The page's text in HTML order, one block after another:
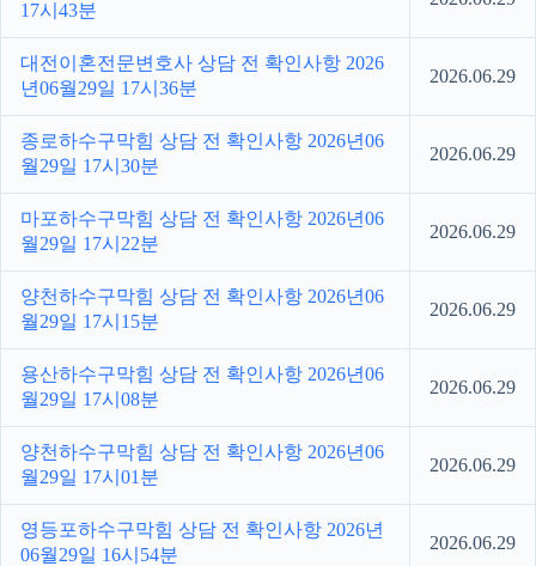
17시43분
대전이혼전문변호사 상담 전 확인사항 2026
년06월29일 17시36분
2026.06.29
종로하수구막힘 상담 전 확인사항 2026년06
월29일 17시30분
2026.06.29
마포하수구막힘 상담 전 확인사항 2026년06
월29일 17시22분
2026.06.29
양천하수구막힘 상담 전 확인사항 2026년06
월29일 17시15분
2026.06.29
용산하수구막힘 상담 전 확인사항 2026년06
월29일 17시08분
2026.06.29
양천하수구막힘 상담 전 확인사항 2026년06
월29일 17시01분
2026.06.29
영등포하수구막힘 상담 전 확인사항 2026년
06월29일 16시54분
2026.06.29